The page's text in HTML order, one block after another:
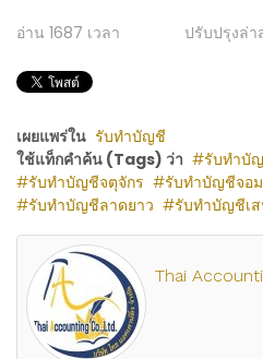
อ่าน 1687 เวลา ปรับปรุงล่า
เผยแพร่ใน รับทำบัญชี
ใช้แท็กคำค้น (Tags) ว่า
รับทำบั
รับทำบัญชีจตุจักร
รับทำบัญชีจอ
รับทำบัญชีลาดยาว
รับทำบัญชีเ
Thai